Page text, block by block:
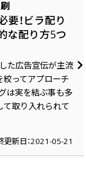
！ビラ配り
な配り方5つ
た広告宣伝が主流
絞ってアプローチ
は実を結ぶ事も多
て取り入れられて
更新日：2021-05-21